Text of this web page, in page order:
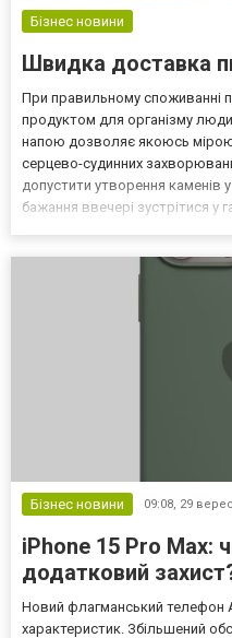
Бізнес новини
Швидка доставка
При правильному споживанні
продуктом для організму
напою дозволяє якоюсь
серцево-судинних
допустити утворення каменів
бажання ввечері зустрітися у
Бізнес новини 09:08, 29
iPhone 15 Pro Max:
додатковий
Новий флагманський телефон
характеристик. Збільшений